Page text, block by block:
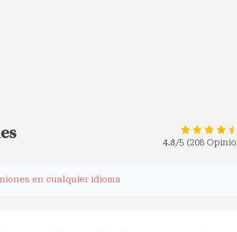
4.8/5 (208
en cualquier idioma